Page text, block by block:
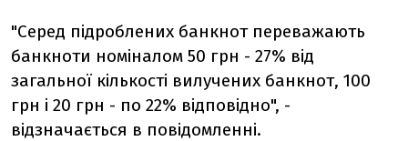
"Серед підроблених банкнот переважають
банкноти номіналом 50 грн - 27% від
загальної кількості вилучених банкнот, 100
грн і 20 грн - по 22% відповідно", -
відзначається в повідомленні.